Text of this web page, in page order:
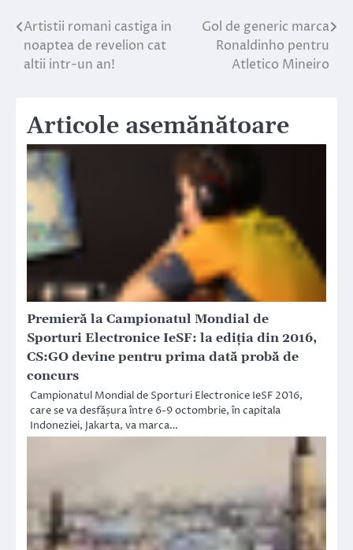
Navigare
în
Artistii romani castiga in
noaptea de revelion cat
altii intr-un an!
Gol de generic marca
Ronaldinho pentru
Atletico Mineiro
Articole asemănătoare
Premieră la Campionatul Mondial de
Sporturi Electronice IeSF: la ediția din 2016,
CS:GO devine pentru prima dată probă de
concurs
Campionatul Mondial de Sporturi Electronice IeSF 2016,
care se va desfășura între 6-9 octombrie, în capitala
Indoneziei, Jakarta, va marca…